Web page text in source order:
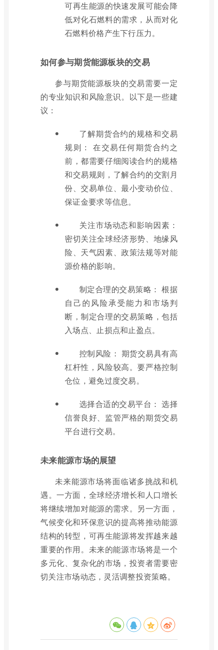
可再生能源的快速发展可能会降
低对化石燃料的需求，从而对化
石燃料价格产生下行压力。
如何参与期货能源板块的交易
参与期货能源板块的交易需要一定
的专业知识和风险意识。以下是一些建
议：
了解期货合约的规格和交易
规则： 在交易任何期货合约之
前，都需要仔细阅读合约的规格
和交易规则，了解合约的交割月
份、交易单位、最小变动价位、
保证金要求等信息。
关注市场动态和影响因素：
密切关注全球经济形势、地缘风
险、天气因素、政策法规等对能
源价格的影响。
制定合理的交易策略： 根据
自己的风险承受能力和市场判
断，制定合理的交易策略，包括
入场点、止损点和止盈点。
控制风险： 期货交易具有高
杠杆性，风险较高。要严格控制
仓位，避免过度交易。
选择合适的交易平台： 选择
信誉良好、监管严格的期货交易
平台进行交易。
未来能源市场的展望
未来能源市场将面临诸多挑战和机
遇。一方面，全球经济增长和人口增长
将继续增加对能源的需求。另一方面，
气候变化和环保意识的提高将推动能源
结构的转型，可再生能源将发挥越来越
重要的作用。未来的能源市场将是一个
多元化、复杂化的市场，投资者需要密
切关注市场动态，灵活调整投资策略。